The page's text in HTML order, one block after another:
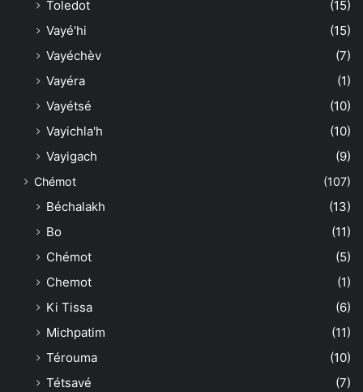
Toledot
(15)
Vayé'hi
(15)
Vayéchèv
(7)
Vayéra
(1)
Vayétsé
(10)
Vayichla'h
(10)
Vayigach
(9)
Chémot (107)
Béchalakh
(13)
Bo
(11)
Chémot
(5)
Chemot
(1)
Ki Tissa
(6)
Michpatim
(11)
Térouma
(10)
Tétsavé
(7)